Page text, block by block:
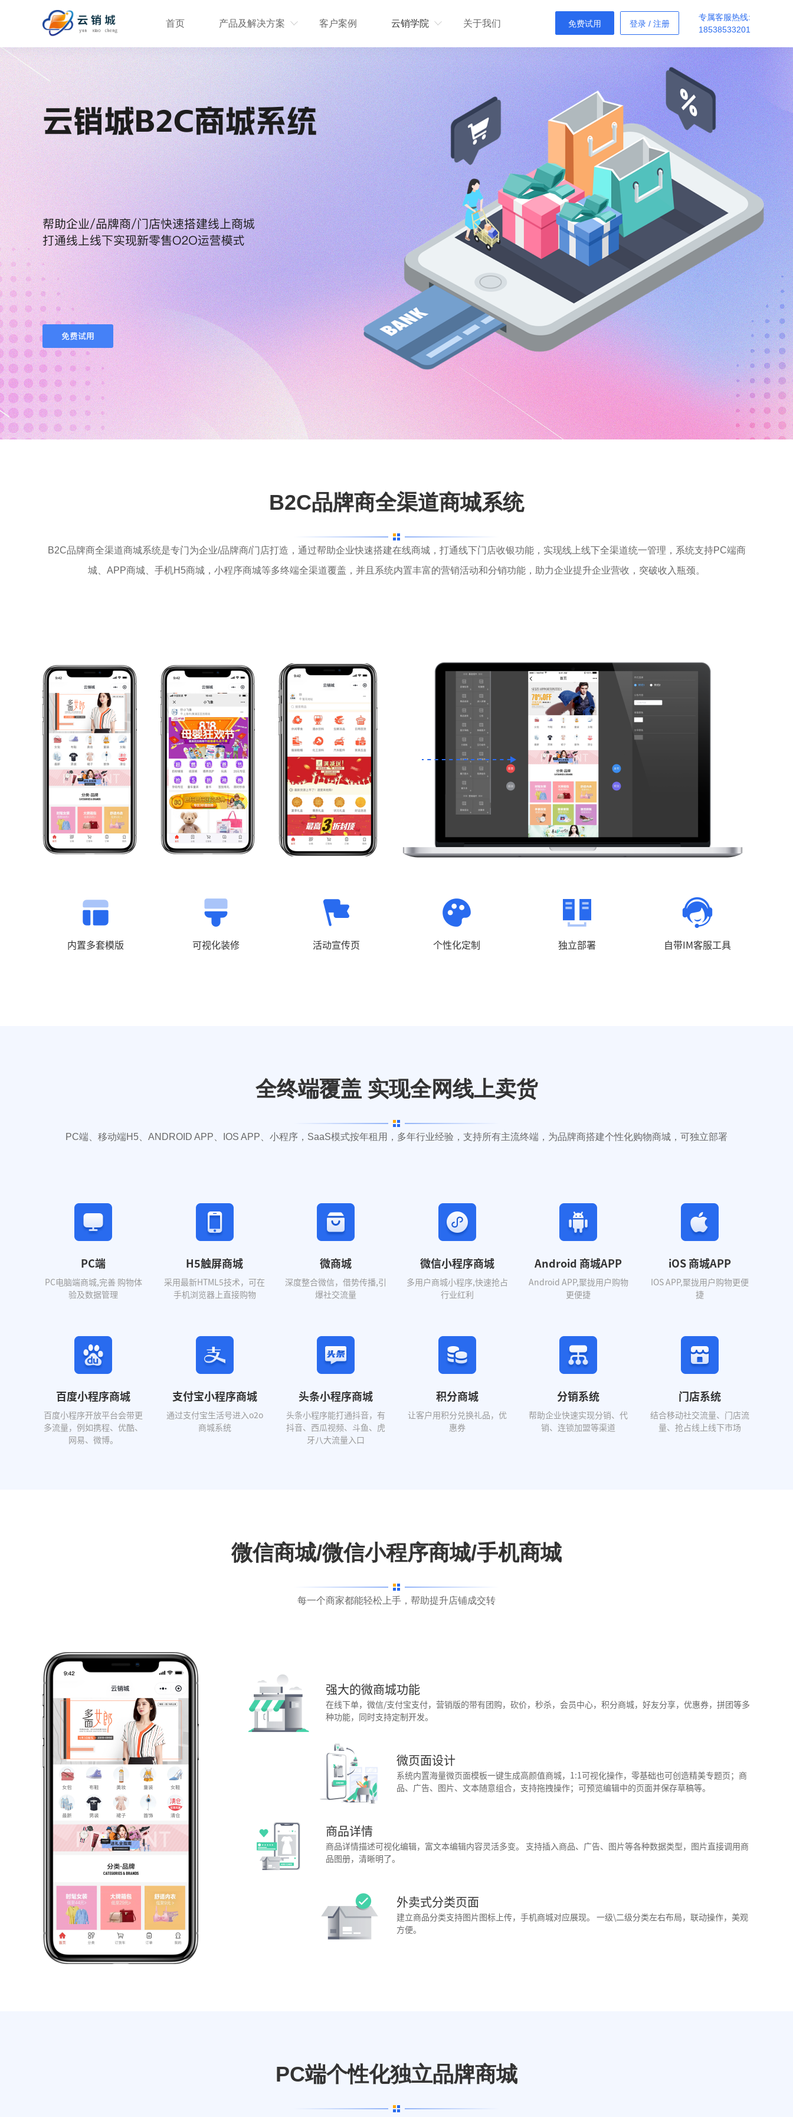
首页 产品及解决方案 客户案例 云销学院 关于我们 登录 /注册
免费试用
专属客服热线:
18538533201
B2C品牌商全渠道商城系统
B2C品牌商全渠道商城系统是专门为企业/品牌商/门店打造，通过帮助企业快速搭建在线商城，打通线下门店收银功能，实现线上线下全渠道统一管理，系统支持PC端商
城、APP商城、手机H5商城，小程序商城等多终端全渠道覆盖，并且系统内置丰富的营销活动和分销功能，助力企业提升企业营收，突破收入瓶颈。
内置多套模版 可视化装修 活动宣传页 个性化定制 独立部署 自带IM客服工具
全终端覆盖 实现全网线上卖货
PC端、移动端H5、ANDROID APP、IOS APP、小程序，SaaS模式按年租用，多年行业经验，支持所有主流终端，为品牌商搭建个性化购物商城，可独立部署
PC端
PC电脑端商城,完善 购物体
验及数据管理
H5触屏商城
采用最新HTML5技术，可在
手机浏览器上直接购物
微商城
深度整合微信，借势传播,引
爆社交流量
微信小程序商城
多用户商城小程序,快速抢占
行业红利
Android 商城APP
Android APP,聚拢用户购物
更便捷
iOS 商城APP
IOS APP,聚拢用户购物更便
捷
百度小程序商城
百度小程序开放平台会带更
多流量，例如携程、优酷、
网易、微博。
支付宝小程序商城
通过支付宝生活号进入o2o
商城系统
头条小程序商城
头条小程序能打通抖音，有
抖音、西瓜视频、斗鱼、虎
牙八大流量入口
积分商城
让客户用积分兑换礼品，优
惠券
分销系统
帮助企业快速实现分销、代
销、连锁加盟等渠道
门店系统
结合移动社交流量、门店流
量、抢占线上线下市场
微信商城/微信小程序商城/手机商城
每一个商家都能轻松上手，帮助提升店铺成交转
强大的微商城功能
在线下单，微信/支付宝支付，营销版的带有团购，砍价，秒杀，会员中心，积分商城，好友分享，优惠券，拼团等多
种功能，同时支持定制开发。
微页面设计
系统内置海量微页面模板一键生成高颜值商城，1:1可视化操作，零基础也可创造精美专题页；商
品、广告、图片、文本随意组合，支持拖拽操作；可预览编辑中的页面并保存草稿等。
商品详情
商品详情描述可视化编辑，富文本编辑内容灵活多变。 支持插入商品、广告、图片等各种数据类型，图片直接调用商
品图册，清晰明了。
外卖式分类页面
建立商品分类支持图片图标上传，手机商城对应展现。 一级\二级分类左右布局，联动操作，美观
方便。
PC端个性化独立品牌商城